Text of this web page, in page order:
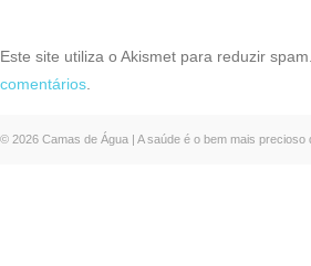
Este site utiliza o Akismet para reduzir spam.
comentários
© 2026 Camas de Água | A saúde é o bem mais precioso